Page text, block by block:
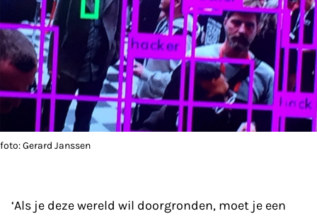
foto: Gerard Janssen
‘Als je deze wereld wil doorgronden, moet je een